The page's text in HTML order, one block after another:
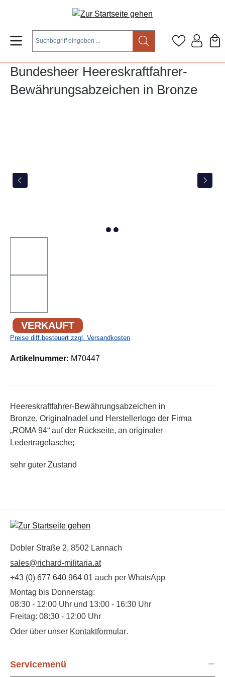
Zum Hauptinhalt springen
Bundesheer Heereskraftfahrer-
Bewährungsabzeichen in Bronze
VERKAUFT
Preise diff.besteuert zzgl. Versandkosten
Artikelnummer: M70447
Heereskraftfahrer-Bewährungsabzeichen in
Bronze, Originalnadel und Herstellerlogo der Firma
„ROMA 94“ auf der Rückseite, an originaler
Ledertragelasche;
sehr guter Zustand
Dobler Straße 2, 8502 Lannach
sales@richard-militaria.at
+43 (0) 677 640 964 01 auch per WhatsApp
Montag bis Donnerstag:
08:30 - 12:00 Uhr und 13:00 - 16:30 Uhr
Freitag: 08:30 - 12:00 Uhr
Oder über unser Kontaktformular.
Servicemenü